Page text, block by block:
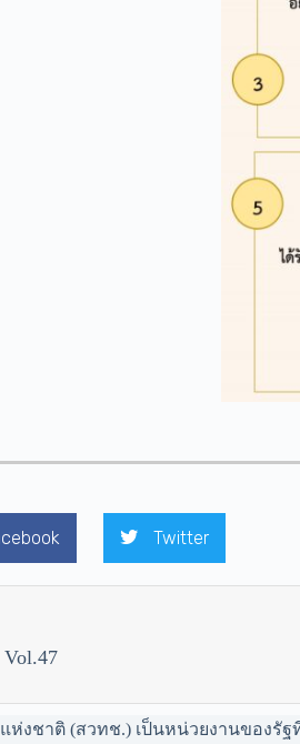
Twitter
งชาติ (สวทช.) เป็นหน่วยงานของรั